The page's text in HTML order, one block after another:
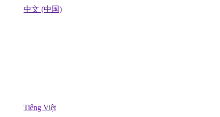
中文 (中国)
Tiếng Việt